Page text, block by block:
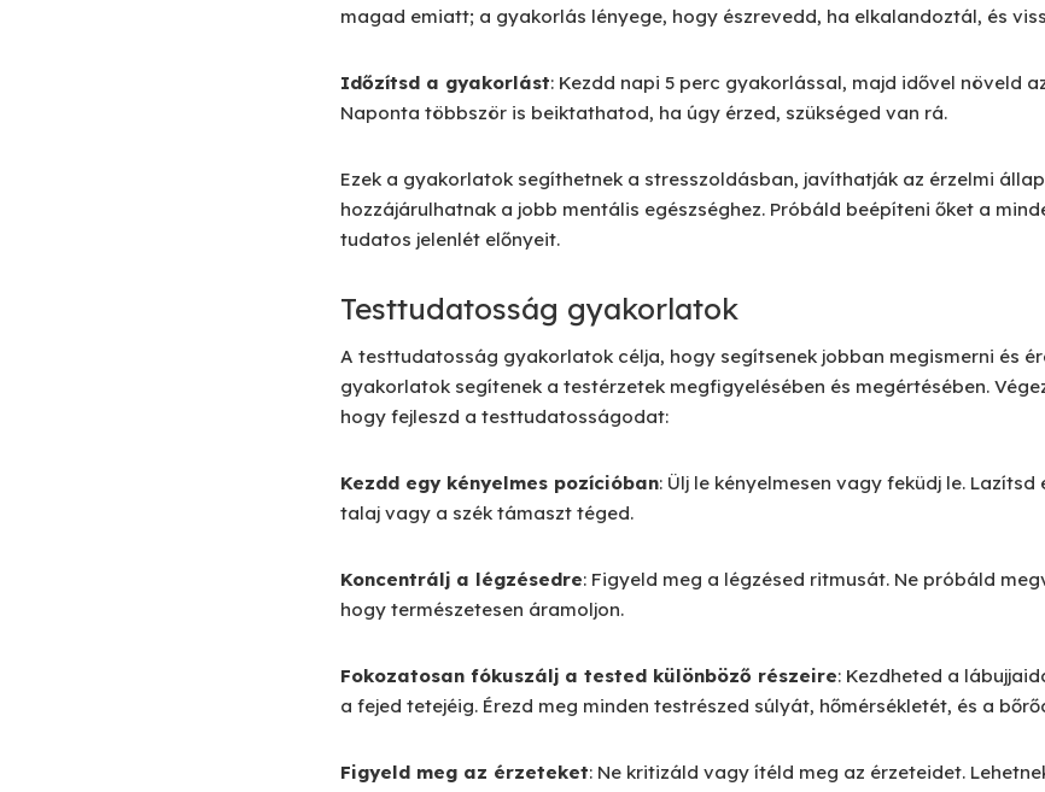
magad emiatt; a gyakorlás lényege, hogy észrevedd, ha elkalandoztál, és
Időzítsd a gyakorlást: Kezdd napi 5 perc gyakorlással, majd idővel növeld
Naponta többször is beiktathatod, ha úgy érzed, szükséged van rá.
Ezek a gyakorlatok segíthetnek a stresszoldásban, javíthatják az érzelmi
hozzájárulhatnak a jobb mentális egészséghez. Próbáld beépíteni őket a
tudatos jelenlét előnyeit.
Testtudatosság gyakorlatok
A testtudatosság gyakorlatok célja, hogy segítsenek jobban megismerni és
gyakorlatok segítenek a testérzetek megfigyelésében és megértésében.
hogy fejleszd a testtudatosságodat:
Kezdd egy kényelmes pozícióban: Ülj le kényelmesen vagy feküdj le.
talaj vagy a szék támaszt téged.
Koncentrálj a légzésedre: Figyeld meg a légzésed ritmusát. Ne próbáld
hogy természetesen áramoljon.
Fokozatosan fókuszálj a tested különböző részeire: Kezdheted a
a fejed tetejéig. Érezd meg minden testrészed súlyát, hőmérsékletét, és a
Figyeld meg az érzeteket: Ne kritizáld vagy ítéld meg az érzeteidet.